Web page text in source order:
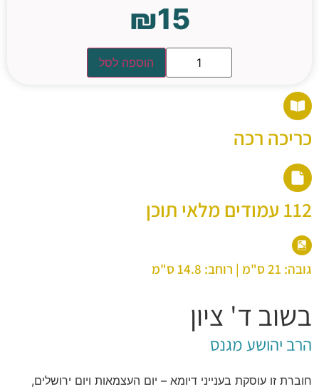
₪15
הוספה לסל
כריכה רכה
112 עמודים מלאי תוכן
גובה: 21 ס"מ | רוחב: 14.8 ס"מ
בשוב ד' ציון
הרב יהושע מגנס
חוברת זו עוסקת בענייני דיומא – יום העצמאות ויום ירושלים,